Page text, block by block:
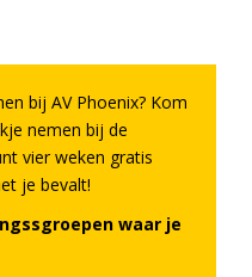
bij AV Phoenix? Kom
nemen bij de
vier weken gratis
je bevalt!
waar je